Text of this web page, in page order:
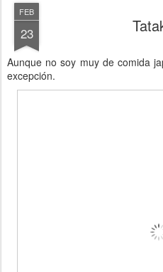
FEB
23
Aunque no soy muy de comida
excepción.